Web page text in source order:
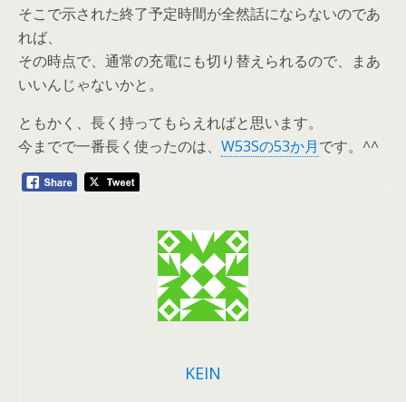
そこで示された終了予定時間が全然話にならないのであ
れば、
その時点で、通常の充電にも切り替えられるので、まあ
いいんじゃないかと。
ともかく、長く持ってもらえればと思います。
今までで一番長く使ったのは、 W53Sの53か月です。^^
KEIN